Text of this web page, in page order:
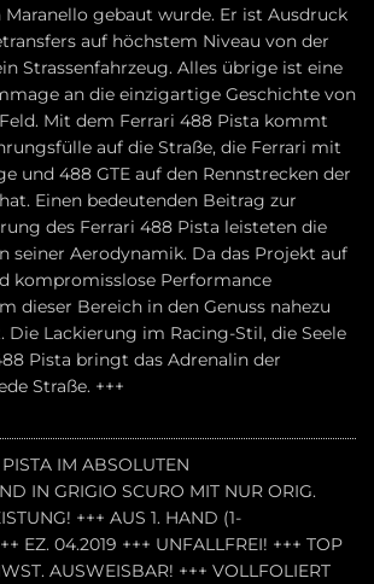
gebaut wurde. Er ist Ausdruck
auf höchstem Niveau von der
Strassenfahrzeug. Alles übrige ist eine
an die einzigartige Geschichte von
Mit dem Ferrari 488 Pista kommt
auf die Straße, die Ferrari mit
und 488 GTE auf den Rennstrecken der
Einen bedeutenden Beitrag zur
des Ferrari 488 Pista leisteten die
seiner Aerodynamik. Da das Projekt auf
kompromisslose Performance
dieser Bereich in den Genuss nahezu
Die Lackierung im Racing-Stil, die Seele
Pista bringt das Adrenalin der
Straße. +++
IM ABSOLUTEN
IN GRIGIO SCURO MIT NUR ORIG.
+++ AUS 1. HAND (1-
EZ. 04.2019 +++ UNFALLFREI! +++ TOP
AUSWEISBAR! +++ VOLLFOLIERT